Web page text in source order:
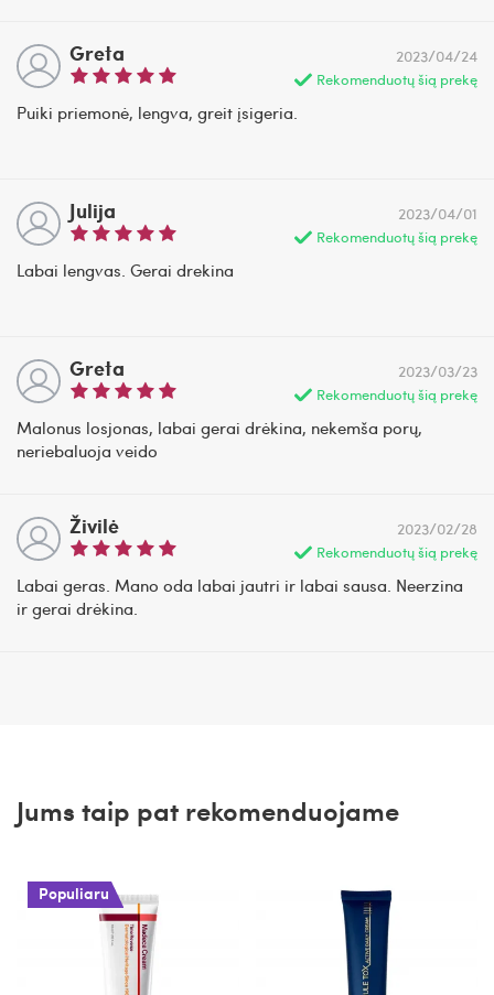
Greta
Rekomenduotų šią prekę
2023/04/24
Puiki priemonė, lengva, greit įsigeria.
Julija
Rekomenduotų šią prekę
2023/04/01
Labai lengvas. Gerai drekina
Greta
Rekomenduotų šią prekę
2023/03/23
Malonus losjonas, labai gerai drėkina, nekemša porų,
neriebaluoja veido
Živilė
Rekomenduotų šią prekę
2023/02/28
Labai geras. Mano oda labai jautri ir labai sausa. Neerzina
ir gerai drėkina.
Jums taip pat rekomenduojame
Populiaru